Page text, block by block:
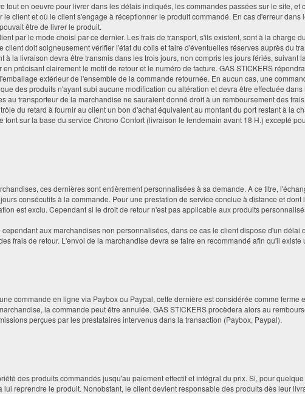
tout en oeuvre pour livrer dans les délais indiqués, les commandes passées sur le site,
client et où le client s'engage à réceptionner le produit commandé. En cas d'erreur
être de livrer le produit.
par le mode choisi par ce dernier. Les frais de transport, s'ils existent, sont à la charge
client doit soigneusement vérifier l'état du colis et faire d'éventuelles réserves auprès du
à la livraison devra être transmis dans les trois jours, non compris les jours fériés,
précisant clairement le motif de retour et le numéro de facture. GAS STICKERS
extérieur de l'ensemble de la commande retournée. En aucun cas, une
des produits n'ayant subi aucune modification ou altération et devra être effectuée
au transporteur de la marchandise ne sauraient donné droit à un remboursement des
du retard à fournir au client un bon d'achat équivalent au montant du port restant à la
font sur la base du service Chrono Confort (livraison le lendemain avant 18 H.) excepté
ces dernières sont entièrement personnalisées à sa demande. A ce titre,
consécutifs à la commande. Pour une prestation de service conclue à distance et
est exclu. Cependant si le droit de retour n'est pas applicable aux produits
aux marchandises non personnalisées, dans ce cas le client dispose d'un
frais de retour. L'envoi de la marchandise devra se faire en recommandé afin qu'il existe
commande en ligne via Paybox ou Paypal, cette dernière est considérée comme
la commande peut être annulée. GAS STICKERS procèdera alors au
perçues par les prestataires intervenus dans la transaction (Paybox, Paypal).
des produits commandés jusqu'au paiement effectif et intégral du prix. Si, pour
lui reprendre le produit. Nonobstant, le client devient responsable des produits dès leur